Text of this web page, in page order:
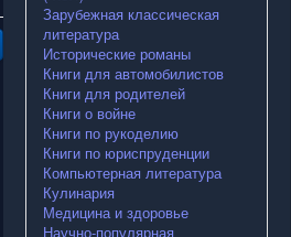
Зарубежная классическая
литература
Исторические романы
Книги для автомобилистов
Книги для родителей
Книги о войне
Книги по рукоделию
Книги по юриспруденции
Компьютерная литература
Кулинария
Медицина и здоровье
Научно-популярная